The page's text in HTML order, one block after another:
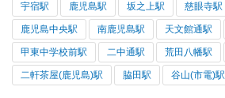
宇宿駅 鹿児島駅 坂之上駅 慈眼寺駅
鹿児島中央駅 南鹿児島駅 天文館通駅
甲東中学校前駅 二中通駅 荒田八幡駅
二軒茶屋(鹿児島)駅 脇田駅 谷山(市電)駅